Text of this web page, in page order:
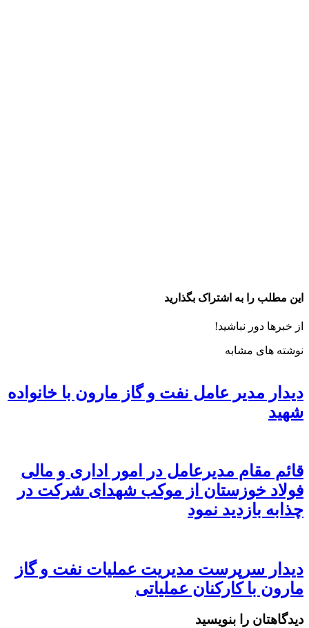
این مطلب را به اشتراک بگذارید
از خبرها دور نباشید!
نوشته های مشابه
دیدار مدیر عامل نفت و گاز مارون با خانواده
شهید
قائم مقام مدیرعامل در امور اداری و مالی
فولاد خوزستان از موکب شهدای شرکت در
چذابه بازدید نمود
دیدار سرپرست مدیریت عملیات نفت و گاز
مارون با کارکنان عملیاتی
دیدگاهتان را بنویسید